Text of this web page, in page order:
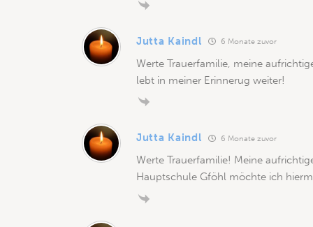
Jutta Kaindl 6 Monate zuvor
Werte Trauerfamilie, meine
lebt in meiner Erinnerug weiter!
Jutta Kaindl 6 Monate zuvor
Werte Trauerfamilie! Meine
Hauptschule Gföhl möchte ich